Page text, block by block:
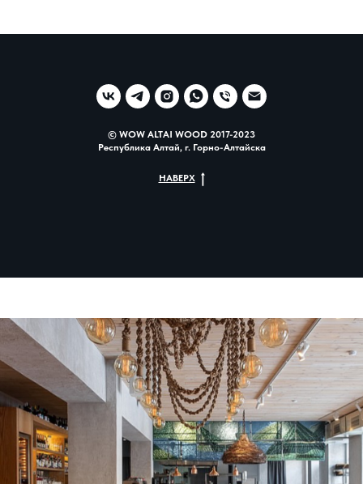
© WOW ALTAI WOOD 2017-2023
Республика Алтай, г. Горно-Алтайска
НАВЕРХ